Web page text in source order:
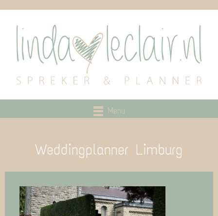
Menu
Weddingplanner Limburg